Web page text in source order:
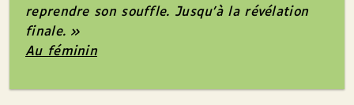
reprendre son souffle. Jusqu’à la révélation
finale. »
Au féminin